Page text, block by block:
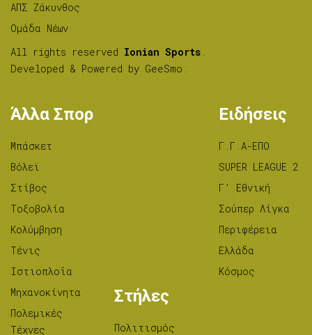
ΑΠΣ Ζάκυνθος
Ομάδα Νέων
All rights reserved Ionian Sports .
Developed & Powered by GeeSmo .
Άλλα Σπορ
Μπάσκετ
Βόλεϊ
Στίβος
Tοξοβολία
Κολύμβηση
Τένις
Ιστιοπλοΐα
Μηχανοκίνητα
Πολεμικές
Τέχνες
Ειδήσεις
Γ.Γ.Α-ΕΠΟ
SUPER LEAGUE 2
Γ’ Εθνική
Σούπερ Λίγκα
Περιφέρεια
Ελλάδα
Κόσμος
Στήλες
Πολιτισμός